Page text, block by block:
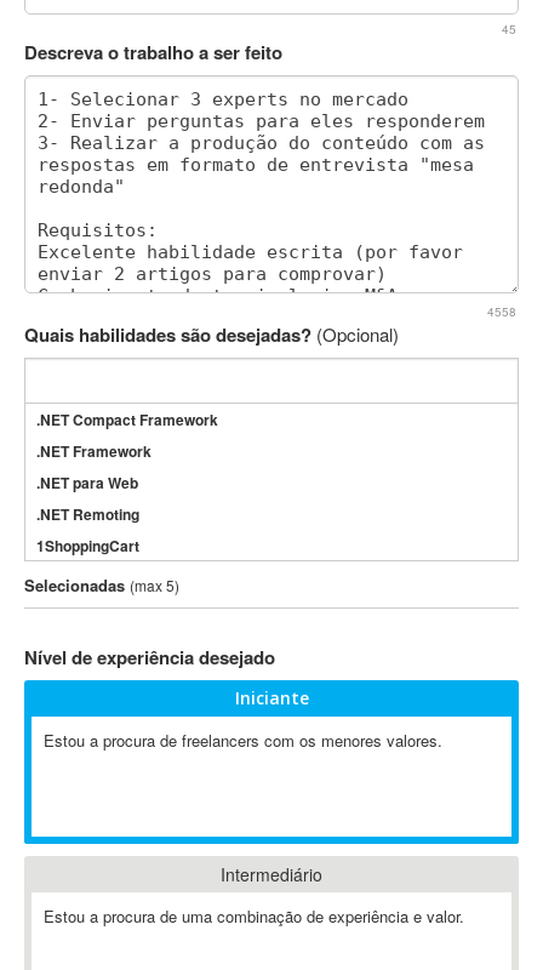
45
Descreva o trabalho a ser feito
4558
Quais habilidades são desejadas? (Opcional)
.NET Compact Framework
.NET Framework
.NET para Web
.NET Remoting
1ShoppingCart
3DS Max
3GSM
802.11
A-GPS
ABAP
Abaqus
ABBYY FineReader
Selecionadas (max 5)
Nível de experiência desejado
Iniciante
Estou a procura de freelancers com os menores valores.
Intermediário
Estou a procura de uma combinação de experiência e valor.